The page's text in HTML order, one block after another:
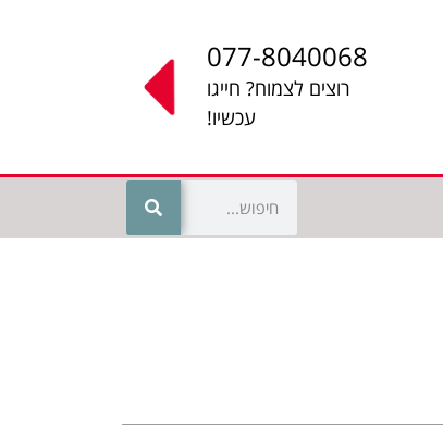
077-8040068
רוצים לצמוח? חייגו
עכשיו!